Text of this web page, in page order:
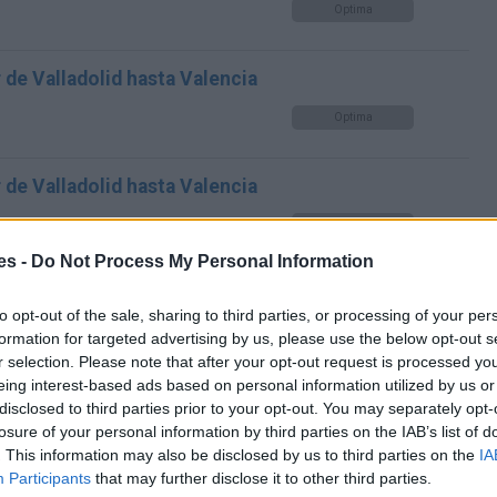
- Do Not Process My Personal Information
opt-out of the sale, sharing to third parties, or processing of your
for targeted advertising by us, please use the below opt-out
selection. Please note that after your opt-out request is processed
interest-based ads based on personal information utilized by us
to third parties prior to your opt-out. You may separately
of your personal information by third parties on the IAB’s list of
This information may also be disclosed by us to third parties on the
Participants that may further disclose it to other third parties.
Optima
de Valladolid hasta Valencia
Optima
de Valladolid hasta Valencia
Optima
Valladolid hasta Valencia Optima
de Valladolid hasta Valencia
Optima